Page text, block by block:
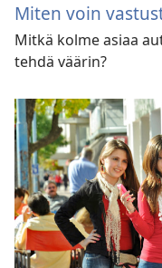
Miten voin
Mitkä kolme asiaa
tehdä väärin?